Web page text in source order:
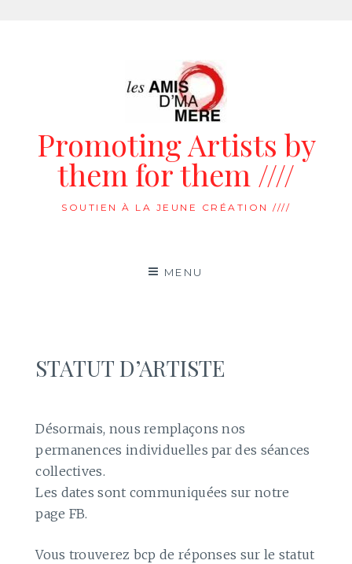
Promoting Artists by
them for them ////
SOUTIEN À LA JEUNE CRÉATION ////
MENU
STATUT D’ARTISTE
Désormais, nous remplaçons nos
permanences individuelles par des séances
collectives.
Les dates sont communiquées sur notre
page FB.
Vous trouverez bcp de réponses sur le statut